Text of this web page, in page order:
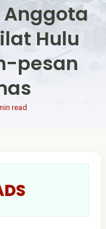
Hulu
pesan
read